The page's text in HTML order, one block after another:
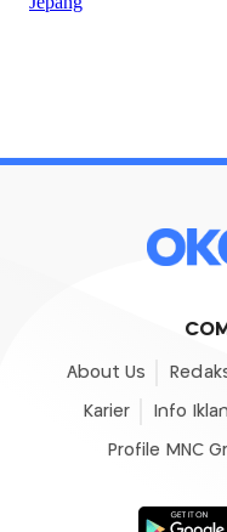
About Us
Karier Info Iklan
Profile MNC